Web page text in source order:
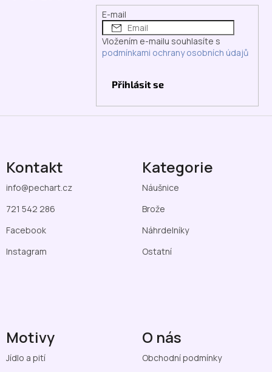
E-mail
Vložením e-mailu souhlasíte s
podmínkami ochrany osobních údajů
Přihlásit se
Kontakt
info@pechart.cz
721 542 286
Facebook
Instagram
Kategorie
Náušnice
Brože
Náhrdelníky
Ostatní
Motivy
Jídlo a pití
O nás
Obchodní podmínky